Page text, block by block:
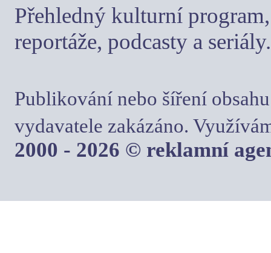
Přehledný kulturní
reportáže, podcasty a seriály.
Publikování nebo šíření
vydavatele zakázáno.
2000 - 2026 © reklamní